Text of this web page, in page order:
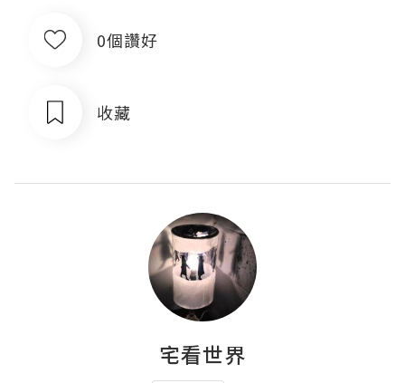
0個讚好
收藏
宅看世界